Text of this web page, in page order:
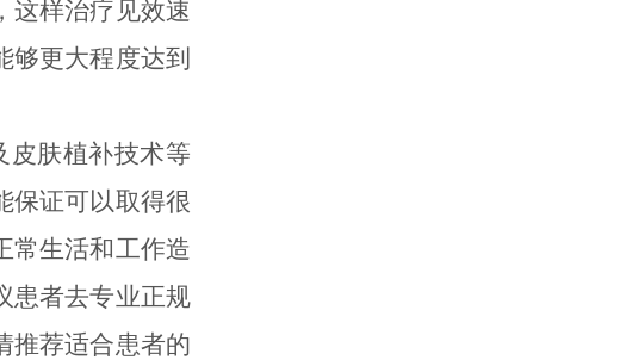
这样治疗见效速
够更大程度达到
肤植补技术等
保证可以取得很
常生活和工作造
患者去专业正规
推荐适合患者的